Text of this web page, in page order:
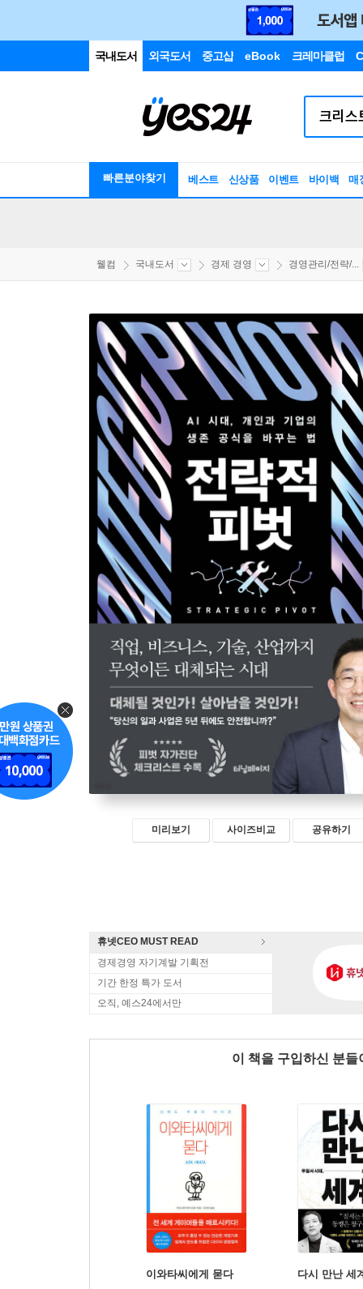
국내도서 외국도서 중고샵 eBook 크레마클럽
빠른분야찾기 베스트 신상품 이벤트 바이백 매
웰컴 국내도서 경제 경영 경영관리/전략/...
미리보기 사이즈비교 공유하기
휴넷CEO MUST READ
경제경영 자기계발 기획전
기간 한정 특가 도서
오직, 예스24에서만
이 책을 구입하신 분
이와타씨에게 묻다 다시 만난 세